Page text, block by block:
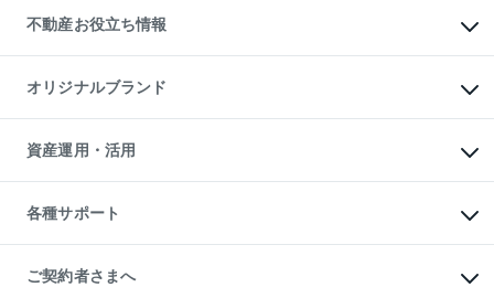
貸すガイド
事業用不動産
マンション投資
投資用マンション
アパート経営
収益物件
ビル購入（ビル一棟）
投資用不動産の売却査定
事業用不動産の売却査定
不動産お役立ち情報
マンションライブラリー
人気マンションランキング
暮らしに役立つ不動産メディア
不動産相場・不動産価格情報
不動産コラム・ニュース
不動産用語集
不動産なんでもネット相談室
住まいの税金
オリジナルブランド
一棟リノベーションマンション
L`GENTE（ルジェンテ）
区分リノベーションマンション
投資用一棟レジデンスWELL
不動産小口投資
LEGACIA（レガシア）
資産運用・活用
不動産M&A
アセットマネジメント・出資
各種サポート
相続サポート
リフォームサポート
ご契約者さまへ